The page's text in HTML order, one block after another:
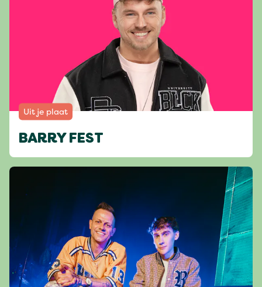
Uit je plaat
BARRY FEST